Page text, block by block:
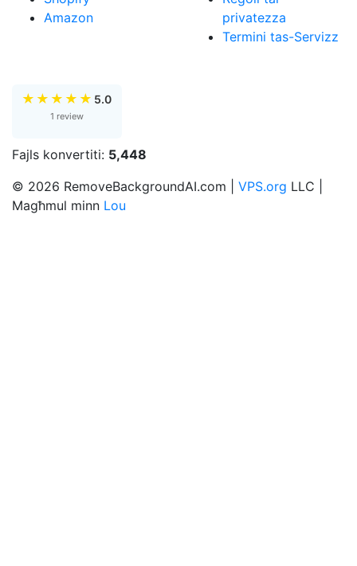
Amazon
privatezza
Termini tas-Servizz
★ ★ ★ ★ ★ 5.0
1 review
Fajls konvertiti: 5,448
© 2026 RemoveBackgroundAI.com | VPS.org LLC |
Magħmul minn Lou